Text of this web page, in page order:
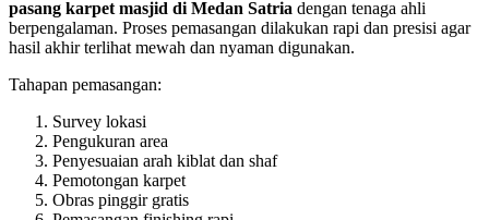
pasang karpet masjid di Medan Satria dengan tenaga ahli
berpengalaman. Proses pemasangan dilakukan rapi dan presisi agar
hasil akhir terlihat mewah dan nyaman digunakan.
Tahapan pemasangan:
Survey lokasi
Pengukuran area
Penyesuaian arah kiblat dan shaf
Pemotongan karpet
Obras pinggir gratis